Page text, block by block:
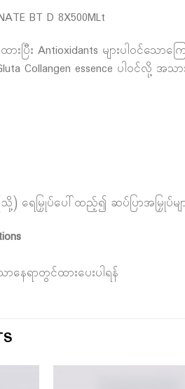
BT D 8X500MLt
ပြီး Antioxidants များပါဝင်
Collangen essence ပါဝင်လို့
ရေမြှုပ်ပေါ်ထည့်၍ ဆပ်ပြာအမြှုပ်မျ
ေရာတွင်ထားပေးပါရန်